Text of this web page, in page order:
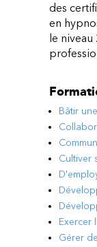
des
en
le
Bâtir
Cultiver
Exercer
Gérer